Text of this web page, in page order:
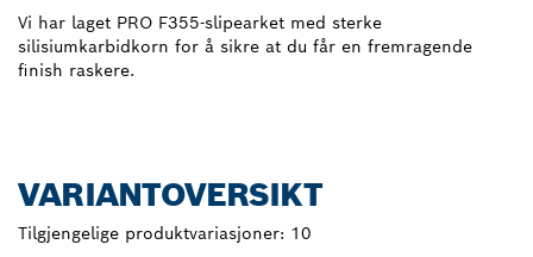
Vi har laget PRO F355-slipearket med sterke
silisiumkarbidkorn for å sikre at du får en fremragende
finish raskere.
VARIANTOVERSIKT
Tilgjengelige produktvariasjoner: 10